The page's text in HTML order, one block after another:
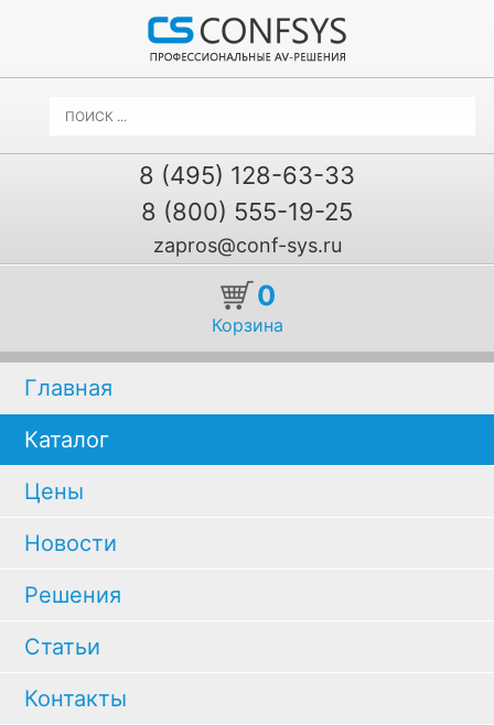
8 (495) 128-63-33
8 (800) 555-19-25
zapros@conf-sys.ru
0
Корзина
Главная
Каталог
Цены
Новости
Решения
Статьи
Контакты